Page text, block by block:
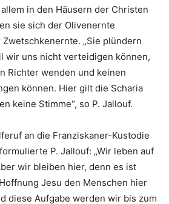
in den Häusern der Christen
sie sich der Olivenernte
„Sie plündern
wir uns nicht verteidigen können,
Richter wenden und keinen
können. Hier gilt die Scharia
keine Stimme“, so P. Jallouf.
an die Franziskaner-Kustodie
P. Jallouf: „Wir leben auf
wir bleiben hier, denn es ist
Jesu den Menschen hier
diese Aufgabe werden wir bis zum